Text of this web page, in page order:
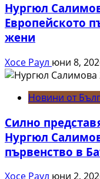
Нургюл
Европейското
жени
Хосе Раул юни 8,
Новини от
Силно
Нургюл
първенство в
Хосе Раул юни 2,